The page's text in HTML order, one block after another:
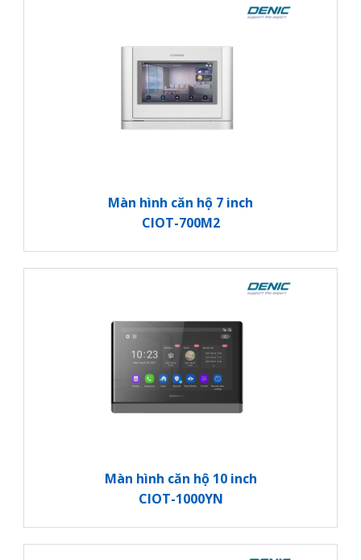
Màn hình căn hộ 7 inch
CIOT-700M2
Màn hình căn hộ 10 inch
CIOT-1000YN